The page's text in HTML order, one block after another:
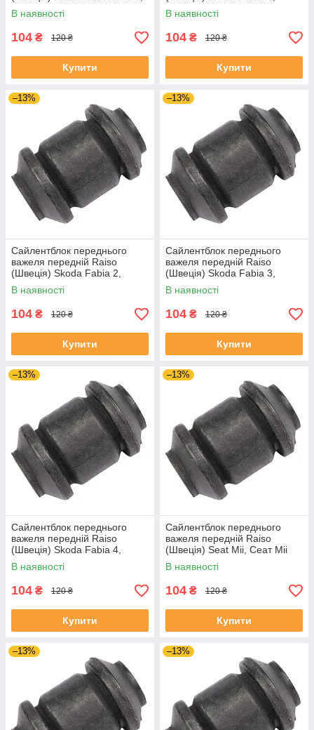
Октавія Тур 96- #RL-1J0182V
UAJOTLS4
В наявності
104 ₴ 120 ₴
Купити
Шкода Фабія 1 99-08 #RL-
1J0182V UAXPUCH4
В наявності
104 ₴ 120 ₴
Купити
–13%
Сайлентблок переднього
важеля передній Raiso
(Швеція) Skoda Fabia 2,
Шкода Фабія 2 06-14 #RL-
1J0182V UADIKZU4
В наявності
104 ₴ 120 ₴
Купити
–13%
Сайлентблок переднього
важеля передній Raiso
(Швеція) Skoda Fabia 3,
Шкода Фабія 3 14-21 #RL-
1J0182V UATXDAZ4
В наявності
104 ₴ 120 ₴
Купити
–13%
Сайлентблок переднього
важеля передній Raiso
(Швеція) Skoda Fabia 4,
Шкода Фабія 4 21- #RL-
1J0182V UAJJVOC4
В наявності
104 ₴ 120 ₴
Купити
–13%
Сайлентблок переднього
важеля передній Raiso
(Швеція) Seat Mii, Сеат Міі
11-19 #RL-1J0182V
UAAVQUI4
В наявності
104 ₴ 120 ₴
Купити
–13% –13%